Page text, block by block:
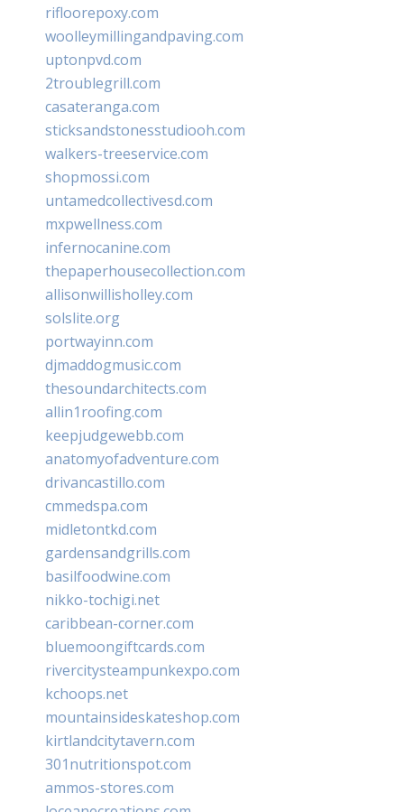
rifloorepoxy.com
woolleymillingandpaving.com
uptonpvd.com
2troublegrill.com
casateranga.com
sticksandstonesstudiooh.com
walkers-treeservice.com
shopmossi.com
untamedcollectivesd.com
mxpwellness.com
infernocanine.com
thepaperhousecollection.com
allisonwillisholley.com
solslite.org
portwayinn.com
djmaddogmusic.com
thesoundarchitects.com
allin1roofing.com
keepjudgewebb.com
anatomyofadventure.com
drivancastillo.com
cmmedspa.com
midletontkd.com
gardensandgrills.com
basilfoodwine.com
nikko-tochigi.net
caribbean-corner.com
bluemoongiftcards.com
rivercitysteampunkexpo.com
kchoops.net
mountainsideskateshop.com
kirtlandcitytavern.com
301nutritionspot.com
ammos-stores.com